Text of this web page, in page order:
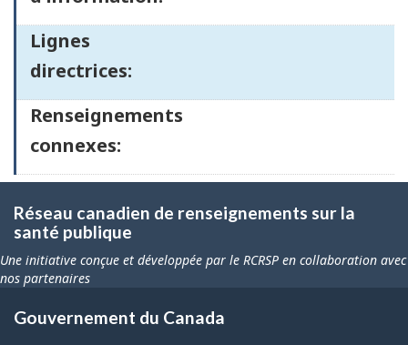
Lignes
directrices:
Renseignements
connexes:
Réseau canadien de renseignements sur la
santé publique
Une initiative conçue et développée par le RCRSP en collaboration avec
nos partenaires
Gouvernement du Canada